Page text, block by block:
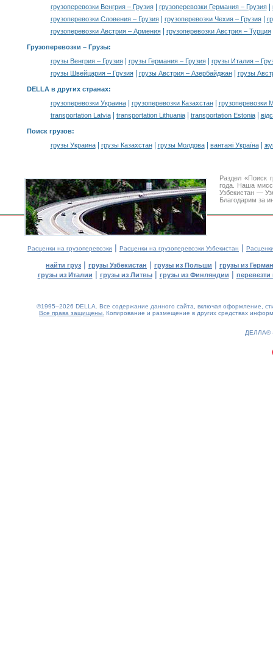
грузоперевозки Венгрия – Грузия| грузоперевозки Германия – Грузия|
грузоперевозки Словения – Грузия| грузоперевозки Чехия – Грузия|
грузоперевозки Австрия – Армения| грузоперевозки Австрия – Турция
Грузоперевозки – Грузы:
грузы Венгрия – Грузия| грузы Германия – Грузия|
грузы Италия –
грузы Швейцария – Грузия| грузы Австрия – Азербайджан| грузы
DELLA в других странах:
грузоперевозки Украина| грузоперевозки Казахстан|
грузоперевозки
transportation Latvia| transportation Lithuania| transportation Estonia|
Поиск грузов:
грузы Украина| грузы Казахстан| грузы Молдова| вантажі Україна|
Раздел «Поиск
года. Наша
Узбекистан —
Благодарим за
Расценки на грузоперевозки | Расценки на грузоперевозки Узбекистан |
найти груз | грузы Узбекистан | грузы из Польши | грузы из
грузы из Италии | грузы из Литвы| грузы из Финляндии | перевезти
©1995–2026 DELLA. Все содержание данного сайта, включая оформление,
Все права защищены. Копирование и размещение в других средствах